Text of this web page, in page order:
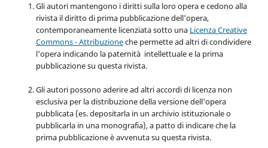
Gli autori mantengono i diritti sulla loro opera e cedono alla
rivista il diritto di prima pubblicazione dell'opera,
contemporaneamente licenziata sotto una Licenza Creative
Commons - Attribuzioneche permette ad altri di condividere
l'opera indicando la paternità intellettuale e la prima
pubblicazione su questa rivista.
Gli autori possono aderire ad altri accordi di licenza non
esclusiva per la distribuzione della versione dell'opera
pubblicata (es. depositarla in un archivio istituzionale o
pubblicarla in una monografia), a patto di indicare che la
prima pubblicazione è avvenuta su questa rivista.